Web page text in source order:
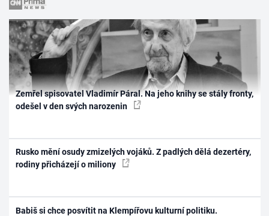
Zemřel spisovatel Vladimír Páral. Na jeho knihy se stály fronty,
odešel v den svých narozenin
Rusko mění osudy zmizelých vojáků. Z padlých dělá dezertéry,
rodiny přicházejí o miliony
Babiš si chce posvítit na Klempířovu kulturní politiku.